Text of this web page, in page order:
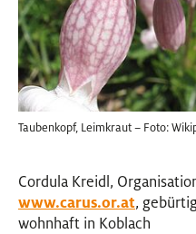
Taubenkopf, Leimkraut – Foto:
Cordula Kreidl,
www.carus.or.at,
wohnhaft in Koblach